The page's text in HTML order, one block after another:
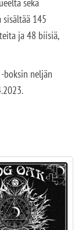
sekä
145
ja 48 biisiä,
boksin neljän